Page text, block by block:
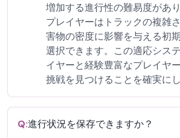
増加する進行性の難易度があ
プレイヤーはトラックの複雑
害物の密度に影響を与える初
選択できます。この適応シス
イヤーと経験豊富なプレイヤ
挑戦を見つけることを確実にし
Q:進行状況を保存できますか？